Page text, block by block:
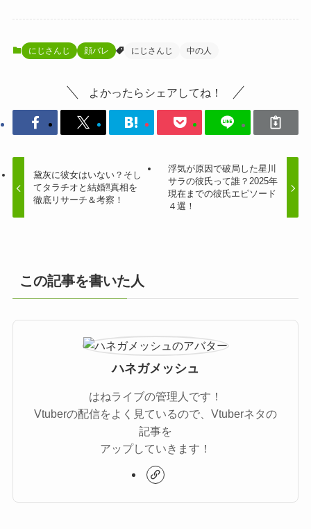
にじさんじ 顔バレ にじさんじ 中の人
よかったらシェアしてね！
黛灰に彼女はいない？そし
てタラチオと結婚⁈真相を
徹底リサーチ＆考察！
浮気が原因で破局した星川
サラの彼氏って誰？2025年
現在までの彼氏エピソード
４選！
この記事を書いた人
ハネガメッシュ
はねライブの管理人です！
Vtuberの配信をよく見ているので、Vtuberネタの
記事を
アップしていきます！